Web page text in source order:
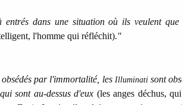
entrés dans une situation où ils veulent
l'homme qui réfléchit)."
par l'immortalité, les Illuminatisont
sont au-dessus d'eux (les anges déchus,